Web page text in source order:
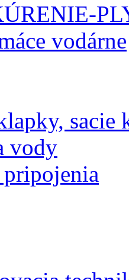
vodárne
sacie
vody